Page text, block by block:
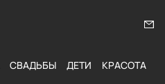
СВАДЬБЫ ДЕТИ КРАСОТА